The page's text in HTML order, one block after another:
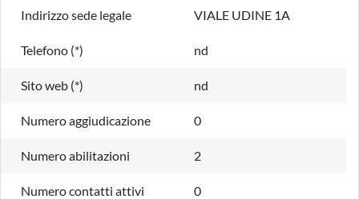
Indirizzo sede legale VIALE UDINE 1A
Telefono (*) nd
Sito web (*) nd
Numero aggiudicazione 0
Numero abilitazioni 2
Numero contatti attivi 0